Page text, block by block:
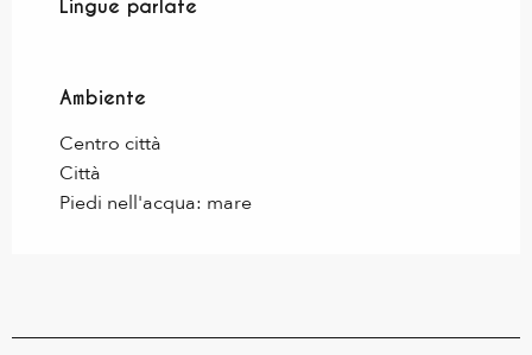
Lingue parlate
Lingue parlate
Ambiente
Ambiente
Centro città
Città
Piedi nell'acqua: mare